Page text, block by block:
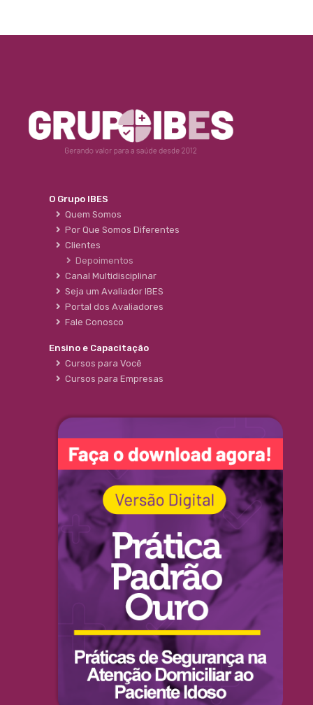
O Grupo IBES
Quem Somos
Por Que Somos Diferentes
Clientes
Depoimentos
Canal Multidisciplinar
Seja um Avaliador IBES
Portal dos Avaliadores
Fale Conosco
Ensino e Capacitação
Cursos para Você
Cursos para Empresas